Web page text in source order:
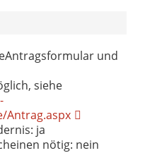
und
siehe
Antrag.aspx
ja
nötig: nein